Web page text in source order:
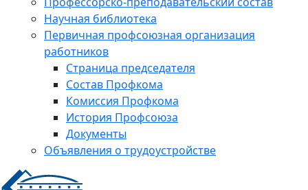
Научная библиотека
Первичная профсоюзная организация
работников
Страница председателя
Состав Профкома
Комиссия Профкома
История Профсоюза
Документы
Объявления о трудоустройстве